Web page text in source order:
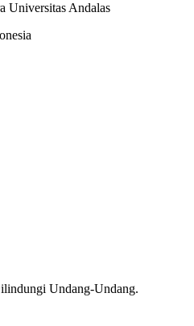
Universitas Andalas
Undang-Undang.